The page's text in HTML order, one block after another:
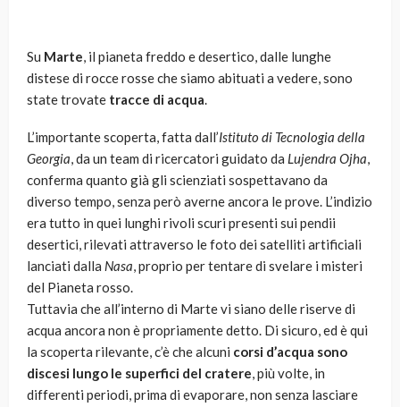
Su Marte, il pianeta freddo e desertico, dalle lunghe
distese di rocce rosse che siamo abituati a vedere, sono
state trovate tracce di acqua.
L’importante scoperta, fatta dall’Istituto di Tecnologia della
Georgia, da un team di ricercatori guidato da Lujendra Ojha,
conferma quanto già gli scienziati sospettavano da
diverso tempo, senza però averne ancora le prove. L’indizio
era tutto in quei lunghi rivoli scuri presenti sui pendii
desertici, rilevati attraverso le foto dei satelliti artificiali
lanciati dalla Nasa, proprio per tentare di svelare i misteri
del Pianeta rosso.
Tuttavia che all’interno di Marte vi siano delle riserve di
acqua ancora non è propriamente detto. Di sicuro, ed è qui
la scoperta rilevante, c’è che alcuni corsi d’acqua sono
discesi lungo le superfici del cratere, più volte, in
differenti periodi, prima di evaporare, non senza lasciare